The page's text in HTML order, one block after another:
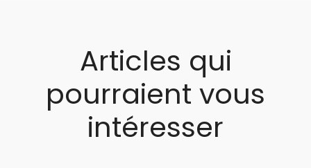
Articles qui
pourraient vous
intéresser